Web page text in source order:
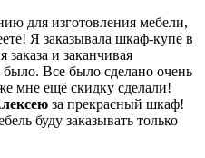
для изготовления мебели,
Я заказывала шкаф-купе в
и заканчивая
Все было сделано очень
мне ещё скидку сделали!
за прекрасный шкаф!
буду заказывать только